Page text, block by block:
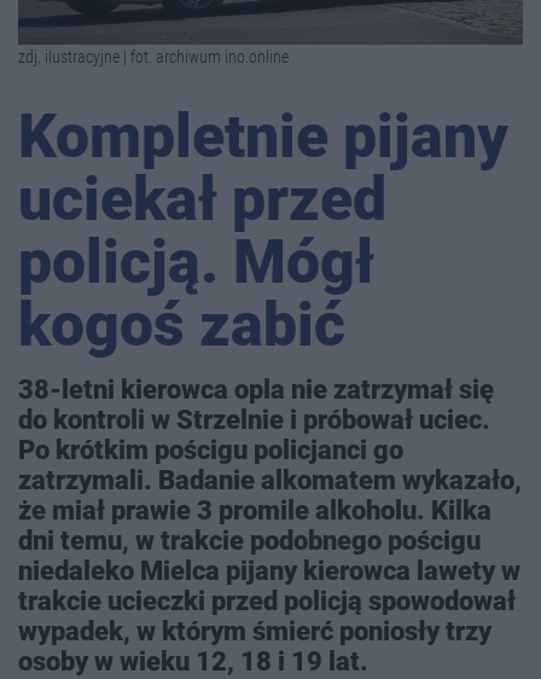
zdj. ilustracyjne | fot. archiwum ino.online
Kompletnie pijany
uciekał przed
policją. Mógł
kogoś zabić
38-letni kierowca opla nie zatrzymał się
do kontroli w Strzelnie i próbował uciec.
Po krótkim pościgu policjanci go
zatrzymali. Badanie alkomatem wykazało,
że miał prawie 3 promile alkoholu. Kilka
dni temu, w trakcie podobnego pościgu
niedaleko Mielca pijany kierowca lawety w
trakcie ucieczki przed policją spowodował
wypadek, w którym śmierć poniosły trzy
osoby w wieku 12, 18 i 19 lat.